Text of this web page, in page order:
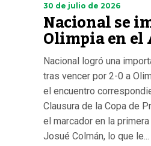
30 de julio de 2026
Nacional se
Olimpia en el
Nacional logró una
tras vencer por 2-0 a
el encuentro
Clausura de la Copa de
el marcador en la
Josué Colmán, lo que le...